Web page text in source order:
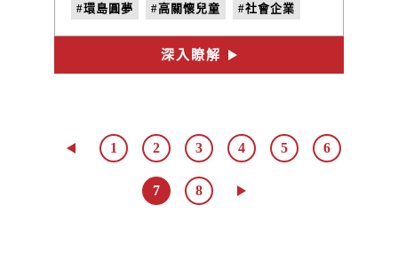
#環島圓夢 #高關懷兒童 #社會企業
#地方創生 #小草書屋
深入瞭解
1 2 3 4 5 6
7 8